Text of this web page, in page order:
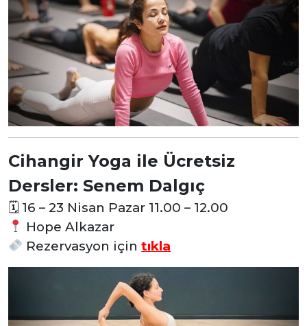
Cihangir Yoga ile Ücretsiz
Dersler: Senem Dalgıç
🗓 16 – 23 Nisan Pazar 11.00 – 12.00
Hope Alkazar
Rezervasyon için tıkla